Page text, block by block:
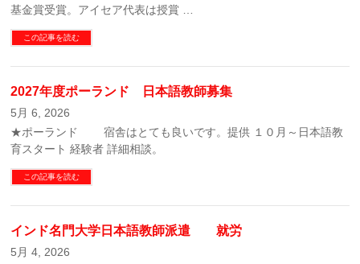
基金賞受賞。アイセア代表は授賞 …
この記事を読む
2027年度ポーランド 日本語教師募集
5月 6, 2026
★ポーランド 宿舎はとても良いです。提供 １０月～日本語教
育スタート 経験者 詳細相談。
この記事を読む
インド名門大学日本語教師派遣 就労
5月 4, 2026